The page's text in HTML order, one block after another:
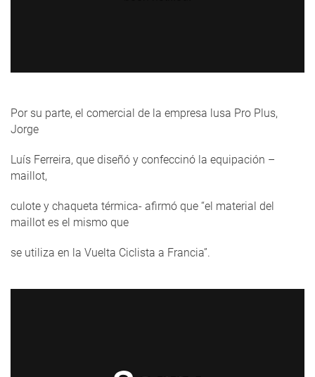
Por su parte, el comercial de la empresa lusa Pro Plus,
Jorge
Luís Ferreira, que diseñó y confeccinó la equipación –
maillot,
culote y chaqueta térmica- afirmó que “el material del
maillot es el mismo que
se utiliza en la Vuelta Ciclista a Francia”.